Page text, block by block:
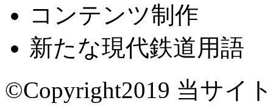
コンテンツ制作
新たな現代鉄道用語
©Copyright2019 当サイ